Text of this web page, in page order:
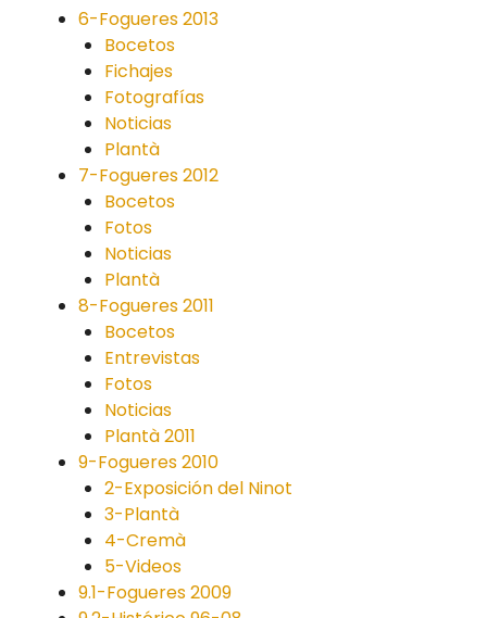
6-Fogueres 2013
Bocetos
Fichajes
Fotografías
Noticias
Plantà
7-Fogueres 2012
Bocetos
Fotos
Noticias
Plantà
8-Fogueres 2011
Bocetos
Entrevistas
Fotos
Noticias
Plantà 2011
9-Fogueres 2010
2-Exposición del Ninot
3-Plantà
4-Cremà
5-Videos
9.1-Fogueres 2009